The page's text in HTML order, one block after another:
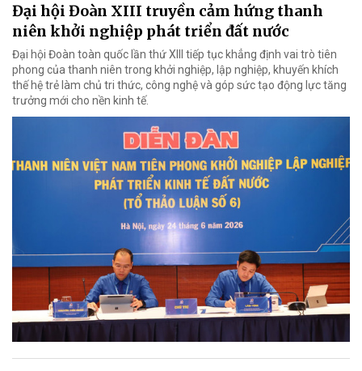
Đại hội Đoàn XIII truyền cảm hứng thanh
niên khởi nghiệp phát triển đất nước
Đại hội Đoàn toàn quốc lần thứ XIII tiếp tục khẳng định vai trò tiên
phong của thanh niên trong khởi nghiệp, lập nghiệp, khuyến khích
thế hệ trẻ làm chủ tri thức, công nghệ và góp sức tạo động lực tăng
trưởng mới cho nền kinh tế.